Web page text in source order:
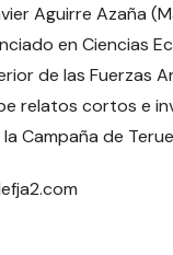
Aguirre Azaña
en Ciencias
de las Fuerzas
relatos cortos e
Campaña de